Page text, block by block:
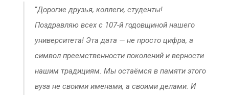
“Дорогие друзья, коллеги, студенты!
Поздравляю всех с 107-й годовщиной нашего
университета! Эта дата — не просто цифра, а
символ преемственности поколений и верности
нашим традициям. Мы остаёмся в памяти этого
вуза не своими именами, а своими делами. И